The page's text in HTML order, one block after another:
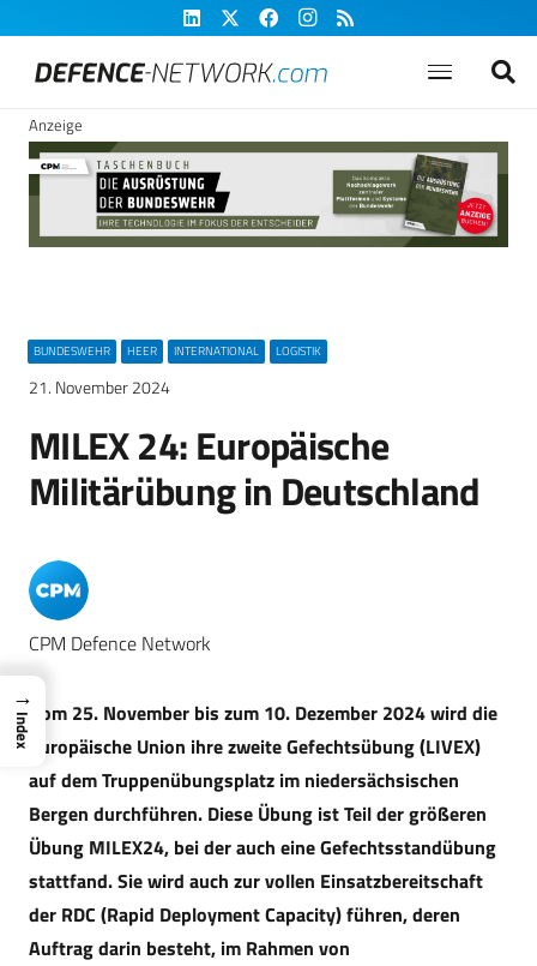
Anzeige
BUNDESWEHR HEER INTERNATIONAL LOGISTIK
21. November 2024
MILEX 24: Europäische
Militärübung in Deutschland
CPM Defence Network
Vom 25. November bis zum 10. Dezember 2024 wird die
Europäische Union ihre zweite Gefechtsübung (LIVEX)
auf dem Truppenübungsplatz im niedersächsischen
Bergen durchführen. Diese Übung ist Teil der größeren
Übung MILEX24, bei der auch eine Gefechtsstandübung
stattfand. Sie wird auch zur vollen Einsatzbereitschaft
der RDC (Rapid Deployment Capacity) führen, deren
Auftrag darin besteht, im Rahmen von
→
Index